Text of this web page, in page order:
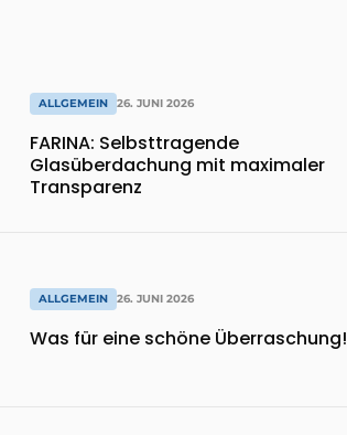
ALLGEMEIN 26. JUNI 2026
FARINA: Selbsttragende
Glasüberdachung mit maximaler
Transparenz
ALLGEMEIN 26. JUNI 2026
Was für eine schöne Überraschung!